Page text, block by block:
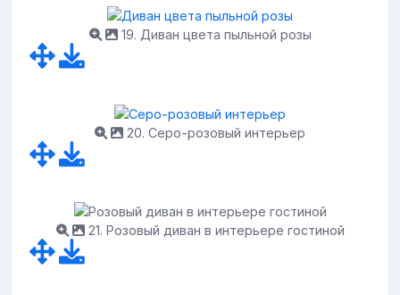
19. Диван цвета пыльной розы
20. Серо-розовый интерьер
21. Розовый диван в интерьере гостиной